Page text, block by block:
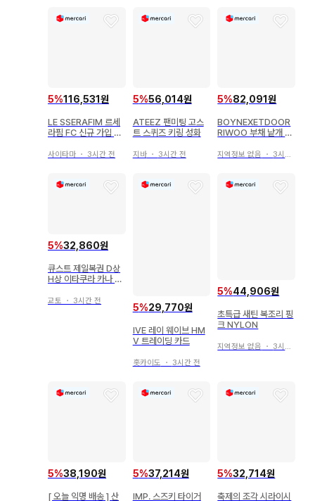
5%116,531원
LE SSERAFIM 르세
라핌 FC 신규 가입 트
사이타마 ・ 3시간 전
5%56,014원
ATEEZ 팬미팅 고스
트 스퀴즈 키링 성화
지바・ 3시간 전
5%82,091원
BOYNEXETDOOR
RIWOO 부채 낱개 판
지역정보 없음 ・ 3시간 전
5%32,860원
큐스트 제일복권 D상
H상 이타쿠라 카나 아
트
교토 ・ 3시간 전
5%29,770원
IVE 레이 웨이브 HM
V 트레이딩 카드
홋카이도 ・ 3시간 전
5%44,906원
초특급 새틴 복조리 핑
크 NYLON
지역정보 없음 ・ 3시간 전
5%38,190원
[ 오늘 익명 배송 ] 산
5%37,214원
IMP. 스즈키 타이거
5%32,714원
축제의 조각 시라이시